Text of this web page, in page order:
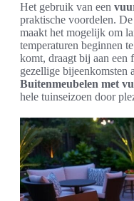
Het gebruik van een
praktische voordelen.
maakt het mogelijk om
temperaturen beginnen
komt, draagt bij aan een
gezellige bijeenkomsten
Buitenmeubelen met
hele tuinseizoen door